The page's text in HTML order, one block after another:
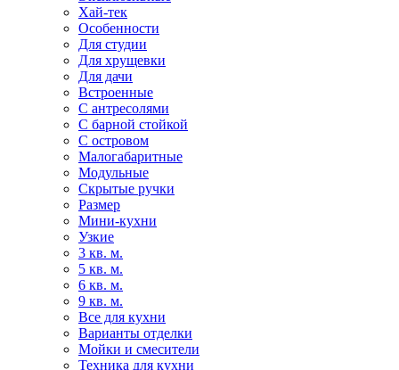
Хай-тек
Особенности
Для студии
Для хрущевки
Для дачи
Встроенные
С антресолями
С барной стойкой
С островом
Малогабаритные
Модульные
Скрытые ручки
Размер
Мини-кухни
Узкие
3 кв. м.
5 кв. м.
6 кв. м.
9 кв. м.
Все для кухни
Варианты отделки
Мойки и смесители
Техника для кухни